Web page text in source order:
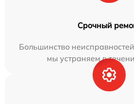
Срочный
Большинство
мы устраняем в